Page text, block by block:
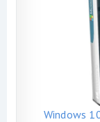
Windows